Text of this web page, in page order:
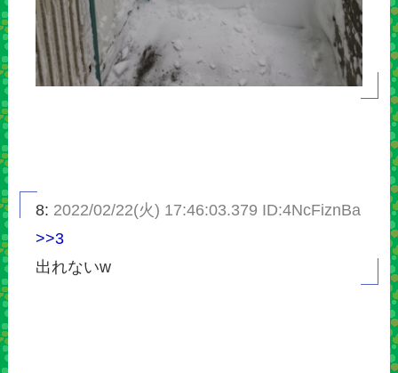
8: 2022/02/22(火) 17:46:03.379 ID:4NcFiznBa
>>3
出れないw